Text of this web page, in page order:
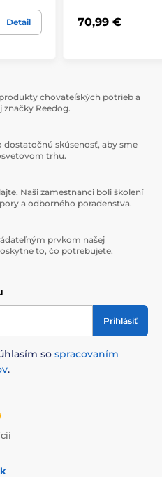
zmeniť bez
Obrázky majú len
kategóriách
Pelechy
stredné psy
Detail 70,99 €
chovateľských potrieb a
Reedog.
skúsenosť, aby sme
trhu.
Naši zamestnanci boli školení
a odborného poradenstva.
prvkom našej
to, čo potrebujete.
Prihlásiť
so spracovaním
.